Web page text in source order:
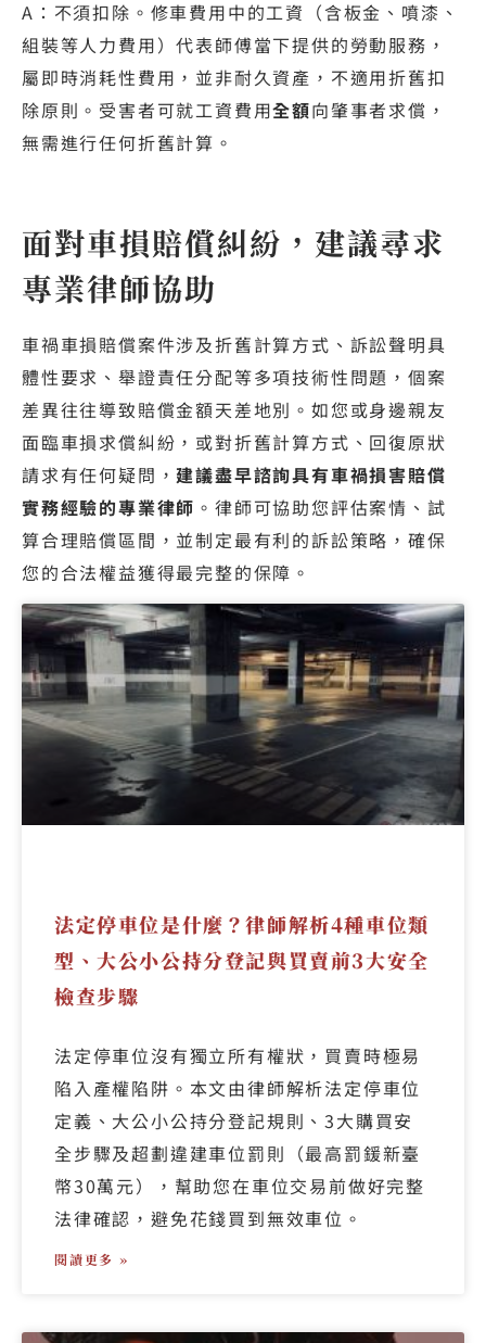
A：不須扣除。修車費用中的工資（含板金、噴漆、
組裝等人力費用）代表師傅當下提供的勞動服務，
屬即時消耗性費用，並非耐久資產，不適用折舊扣
除原則。受害者可就工資費用全額向肇事者求償，
無需進行任何折舊計算。
面對車損賠償糾紛，建議尋求
專業律師協助
車禍車損賠償案件涉及折舊計算方式、訴訟聲明具
體性要求、舉證責任分配等多項技術性問題，個案
差異往往導致賠償金額天差地別。如您或身邊親友
面臨車損求償糾紛，或對折舊計算方式、回復原狀
請求有任何疑問， 建議盡早諮詢具有車禍損害賠償
實務經驗的專業律師 。律師可協助您評估案情、試
算合理賠償區間，並制定最有利的訴訟策略，確保
您的合法權益獲得最完整的保障。
法定停車位是什麼？律師解析4種車位類
型、大公小公持分登記與買賣前3大安全
檢查步驟
法定停車位沒有獨立所有權狀，買賣時極易
陷入產權陷阱。本文由律師解析法定停車位
定義、大公小公持分登記規則、3大購買安
全步驟及超劃違建車位罰則（最高罰鍰新臺
幣30萬元），幫助您在車位交易前做好完整
法律確認，避免花錢買到無效車位。
閱讀更多 »